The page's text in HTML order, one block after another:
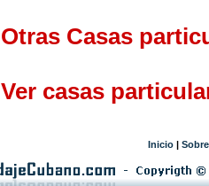
Otras Casas
Ver casas
Inicio |